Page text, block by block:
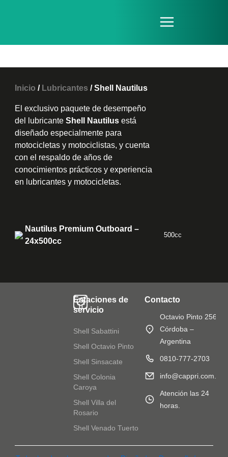
Inicio / Lubricantes / Shell Nautilus
El exclusivo paquete de desempeño
del lubricanteShell Nautilus está
diseñado especialmente para
motocicletas y motociclistas, y cuenta
con el respaldo de años de
conocimientos prácticos y experiencia
en lubricantes y motocicletas.
Nautilus Premium Outboard –
24x500cc
500cc
Estaciones de
servicio
Shell Sabattini
Shell Octavio Pinto
Shell Sinsacate
Shell Colonia
Caroya
Shell Villa del
Rosario
Shell Venado Tuerto
Contacto
Octavio Pinto 2568
Córdoba –
Argentina
0810-777-2703
info@cappri.com.ar
Atención las 24
horas.